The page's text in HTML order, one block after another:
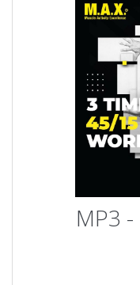
MP3 -